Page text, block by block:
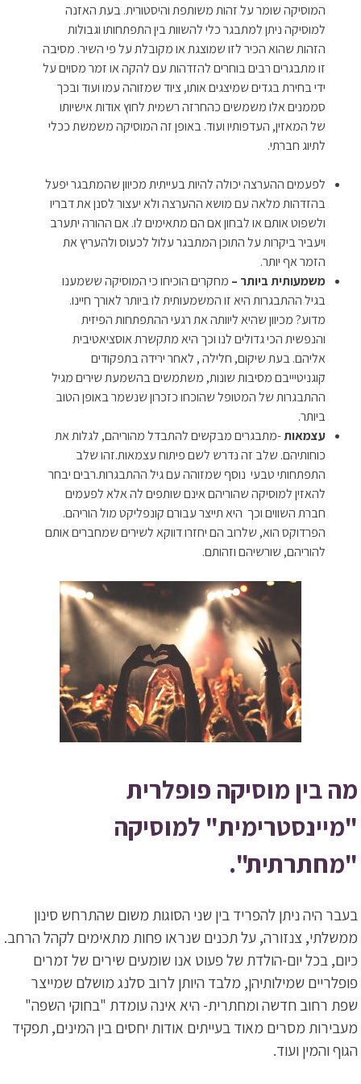
המוסיקה שומר על זהות משותפת והיסטורית. בעת האזנה
למוסיקה ניתן למתבגר כלי להשוות בין התפתחותו וגבולות
הזהות שהוא הכיר לזו שמוצגת או מקובלת על פי השיר. מסיבה
זו מתבגרים רבים בוחרים להזדהות עם להקה או זמר מסוים על
ידי בחירת בגדים שמיצגים אותו, ציוד שמזוהה עמו ועוד ובכך
סממנים אלו משמשים כהחרזה רשמית לחוץ אודות אישיותו
של המאזין, העדפותיו ועוד. באופן זה המוסיקה משמשת ככלי
לתיוג חברתי.
לפעמים ההערצה יכולה להיות בעייתית מכיוון שהמתבגר יפעל
בהזדהות מלאה עם מושא ההערצה ולא יעצור לסנן את דבריו
ולשפוט אותם או לבחון אם הם מתאימים לו. אם ההורה יתערב
ויעביר ביקרות על התוכן המתבגר עלול לכעוס ולהעריץ את
הזמר אף יותר.
משמעותית ביותר – מחקרים הוכיחו כי המוסיקה ששמענו
בגיל ההתבגרות היא זו המשמעותית לו ביותר לאורך חיינו.
מדוע? מכיוון שהיא ליוותה את רגעי ההתפתחות הפיזית
והנפשית הכי גדולים לנו וכך היא מתקשרת אוסציאטיבית
אליהם. בעת שיקום, חלילה , לאחר ירידה בתפקודים
קוגניטיייבם מסיבות שונות, משתמשים בהשמעת שירים מגיל
ההתבגרות של המטופל שהוכחו כזכרון שנשמר באופן הטוב
ביותר.
עצמאות-מתבגרים מבקשים להתבדל מהוריהם, לגלות את
כוחותיהם. שלב זה נדרש לשם פיתוח עצמאות.זהו שלב
התפתחותי טבעי נוסף שמזוהה עם גיל ההתבגרות.רבים יבחר
להאזין למוסיקה שהוריהם אינם שותפים לה אלא לפעמים
חברת השווים וכך היא תייצר עבורם קונפליקט מול הוריהם.
הפרדוקס הוא, שלרוב הם יחזרו דווקא לשירים שמחברים אותם
להוריהם, שורשיהם וזהותם.
מה בין מוסיקה פופלרית
"מיינסטרימית" למוסיקה
"מחתרתית".
בעבר היה ניתן להפריד בין שני הסוגות משום שהתרחש סינון
ממשלתי, צנזורה, על תכנים שנראו פחות מתאימים לקהל הרחב.
כיום, בכל יום-הולדת של פעוט אנו שומעים שירים של זמרים
פופלריים שמילותיהן, מלבד היותן לרוב סלנג מושלם שמייצר
שפת רחוב חדשה ומחתרית- היא אינה עומדת "בחוקי השפה"
מעבירות מסרים מאוד בעייתים אודות יחסים בין המינים, תפקיד
הגוף והמין ועוד.